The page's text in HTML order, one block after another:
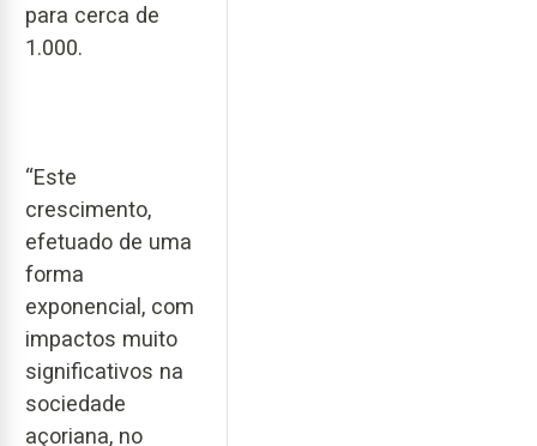
para cerca de
1.000.
“Este
crescimento,
efetuado de uma
forma
exponencial, com
impactos muito
significativos na
sociedade
açoriana, no